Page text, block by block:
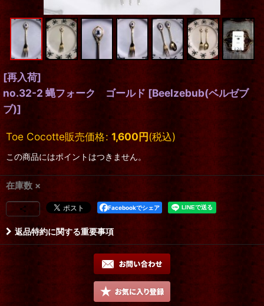
[再入荷]
no.32-2 蝿フォーク ゴールド [Beelzebub(ベルゼブ
ブ)]
Toe Cocotte販売価格: 1,600円(税込)
この商品にはポイントはつきません。
在庫数 ×
Facebookでシェア
返品特約に関する重要事項